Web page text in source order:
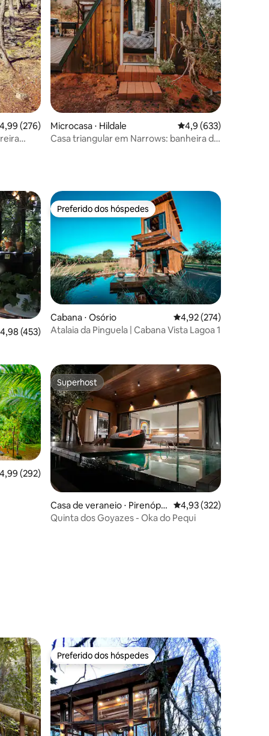
de uma avaliação média de 5, 276 avaliações
4,99 (276)
Microcasa ⋅ Hildale 4,9 de uma avaliação
4,9 (633)
Casa triangular em Narrows: banheira de
hóspedes
de uma avaliação média de 5, 453 avaliações
4,98 (453)
Preferido dos hóspedes
Preferido dos hóspedes
Cabana ⋅ Osório 4,92 de uma avaliação
4,92 (274)
Atalaia da Pinguela | Cabana Vista Lagoa 1
de uma avaliação média de 5, 292 avaliações
4,99 (292)
Superhost
Superhost
Casa de veraneio ⋅ Pirenópol
is
4,93 de uma avaliação
4,93 (322)
Quinta dos Goyazes - Oka do Pequi
Preferido dos hóspedes
Preferido dos hóspedes